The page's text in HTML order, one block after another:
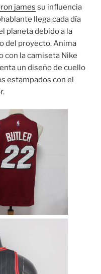
james su influencia
llega cada día
planeta debido a la
del proyecto. Anima
con la camiseta Nike
un diseño de cuello
estampados con el